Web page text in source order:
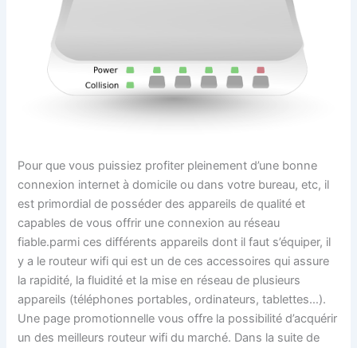
Pour que vous puissiez profiter pleinement d’une bonne
connexion internet à domicile ou dans votre bureau, etc, il
est primordial de posséder des appareils de qualité et
capables de vous offrir une connexion au réseau
fiable.parmi ces différents appareils dont il faut s’équiper, il
y a le routeur wifi qui est un de ces accessoires qui assure
la rapidité, la fluidité et la mise en réseau de plusieurs
appareils (téléphones portables, ordinateurs, tablettes…).
Une page promotionnelle vous offre la possibilité d’acquérir
un des meilleurs routeur wifi du marché. Dans la suite de